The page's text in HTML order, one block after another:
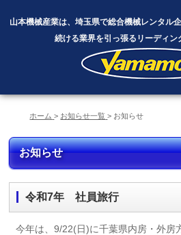
山本機械産業は、埼玉県で総合機械レンタル
続ける業界を引っ張るリーディン
ホーム お知らせ一覧 お知らせ
お知らせ
令和7年 社員旅行
今年は、9/22(日)に千葉県内房・外房